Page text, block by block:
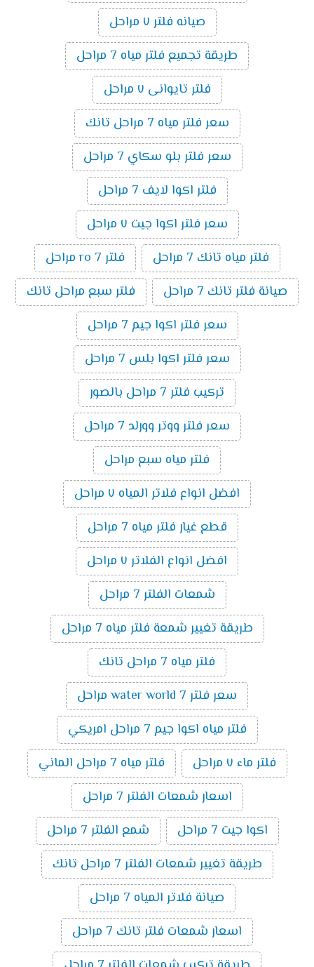
صيانه فلتر ٧ مراحل
طريقة تجميع فلتر مياه 7 مراحل
فلتر تايوانى ٧ مراحل
سعر فلتر مياه 7 مراحل تانك
سعر فلتر بلو سكاي 7 مراحل
فلتر اكوا لايف 7 مراحل
سعر فلتر اكوا جيت ٧ مراحل
فلتر مياه تانك 7 مراحل
فلتر ro 7 مراحل
صيانة فلتر تانك 7 مراحل
فلتر سبع مراحل تانك
سعر فلتر اكوا جيم 7 مراحل
سعر فلتر اكوا بلس 7 مراحل
تركيب فلتر 7 مراحل بالصور
سعر فلتر ووتر وورلد 7 مراحل
فلتر مياه سبع مراحل
افضل انواع فلاتر المياه ٧ مراحل
قطع غيار فلتر مياه 7 مراحل
افضل انواع الفلاتر ٧ مراحل
شمعات الفلتر 7 مراحل
طريقة تغيير شمعة فلتر مياه 7 مراحل
فلتر مياه 7 مراحل تانك
سعر فلتر water world 7 مراحل
فلتر مياه اكوا جيم 7 مراحل امريكي
فلتر ماء ٧ مراحل
فلتر مياه 7 مراحل الماني
اسعار شمعات الفلتر 7 مراحل
اكوا جيت 7 مراحل
شمع الفلتر 7 مراحل
طريقة تغيير شمعات الفلتر 7 مراحل تانك
صيانة فلاتر المياه 7 مراحل
اسعار شمعات فلتر تانك 7 مراحل